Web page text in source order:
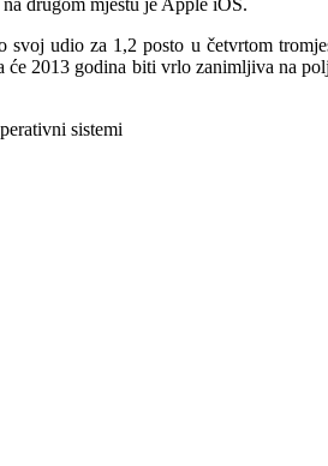
drugom mjestu je Apple iOS.
udio za 1,2 posto u četvrtom
će 2013 godina biti vrlo zanimljiva na